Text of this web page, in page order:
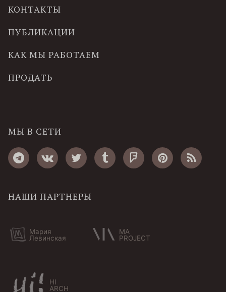
КОНТАКТЫ
ПУБЛИКАЦИИ
КАК МЫ РАБОТАЕМ
ПРОДАТЬ
МЫ В СЕТИ
НАШИ ПАРТНЕРЫ
Мария
Левинская
MA
PROJECT
HI
ARCH